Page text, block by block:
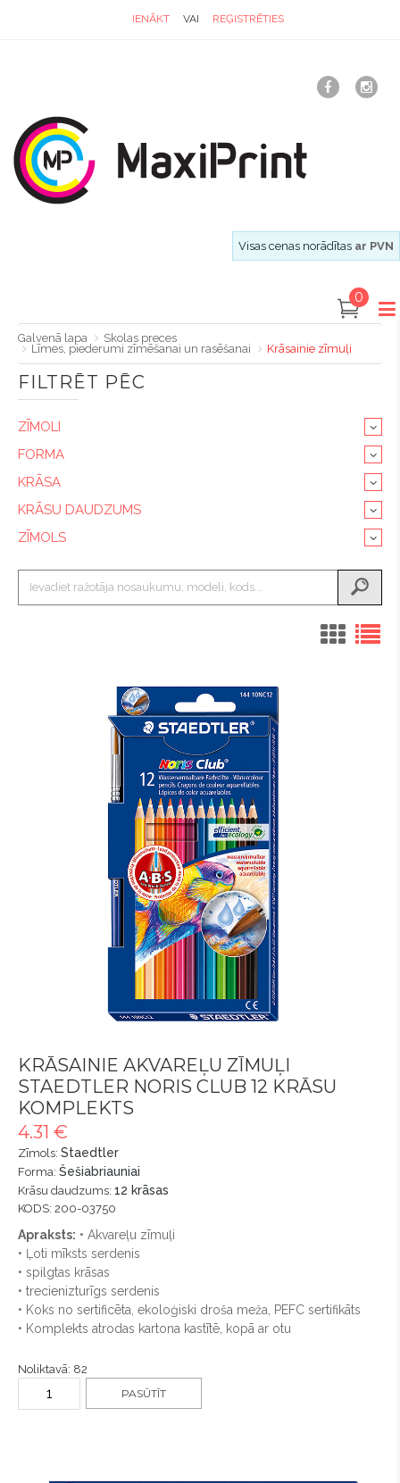
IENĀKT VAI REĢISTRĒTIES
Visas cenas norādītas ar PVN
0
Galvenā lapa
Skolas preces
Līmes, piederumi zīmēšanai un rasēšanai
Krāsainie zīmuļi
FILTRĒT PĒC
ZĪMOLI
FORMA
KRĀSA
KRĀSU DAUDZUMS
ZĪMOLS
KRĀSAINIE AKVAREĻU ZĪMUĻI
STAEDTLER NORIS CLUB 12 KRĀSU
KOMPLEKTS
4.31 €
Zīmols: Staedtler
Forma: Šešiabriauniai
Krāsu daudzums: 12 krāsas
KODS: 200-03750
Apraksts: • Akvareļu zīmuļi
• Ļoti mīksts serdenis
• spilgtas krāsas
• trecienizturīgs serdenis
• Koks no sertificēta, ekoloģiski droša meža, PEFC sertifikāts
• Komplekts atrodas kartona kastītē, kopā ar otu
Noliktavā: 82
PASŪTĪT